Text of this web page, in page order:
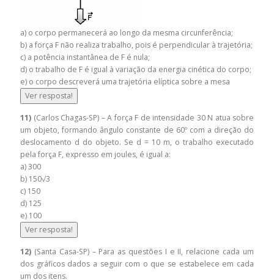
a) o corpo permanecerá ao longo da mesma circunferência;
b) a força F não realiza trabalho, pois é perpendicular à trajetória;
c) a potência instantânea de F é nula;
d) o trabalho de F é igual à variação da energia cinética do corpo;
e) o corpo descreverá uma trajetória elíptica sobre a mesa
Ver resposta!
11) (Carlos Chagas-SP) – A força F de intensidade 30 N atua sobre
um objeto, formando ângulo constante de 60º com a direção do
deslocamento d do objeto. Se d = 10 m, o trabalho executado
pela força F, expresso em joules, é igual a:
a) 300
b) 150√3
c) 150
d) 125
e) 100
Ver resposta!
12) (Santa Casa-SP) – Para as questões I e II, relacione cada um
dos gráficos dados a seguir com o que se estabelece em cada
um dos itens.